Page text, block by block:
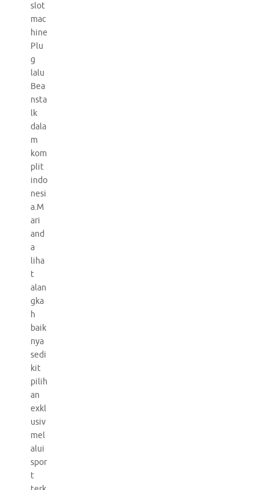
slot
mac
hine
Plu
g
lalu
Bea
nsta
lk
dala
m
kom
plit
indo
nesi
a.M
ari
and
a
liha
t
alan
gka
h
baik
nya
sedi
kit
pilih
an
exkl
usiv
mel
alui
spor
t